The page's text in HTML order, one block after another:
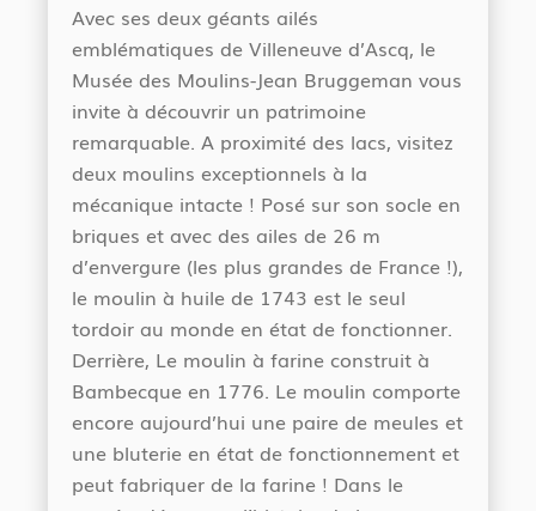
Avec ses deux géants ailés
emblématiques de Villeneuve d’Ascq, le
Musée des Moulins-Jean Bruggeman vous
invite à découvrir un patrimoine
remarquable. A proximité des lacs, visitez
deux moulins exceptionnels à la
mécanique intacte ! Posé sur son socle en
briques et avec des ailes de 26 m
d’envergure (les plus grandes de France !),
le moulin à huile de 1743 est le seul
tordoir au monde en état de fonctionner.
Derrière, Le moulin à farine construit à
Bambecque en 1776. Le moulin comporte
encore aujourd’hui une paire de meules et
une bluterie en état de fonctionnement et
peut fabriquer de la farine ! Dans le